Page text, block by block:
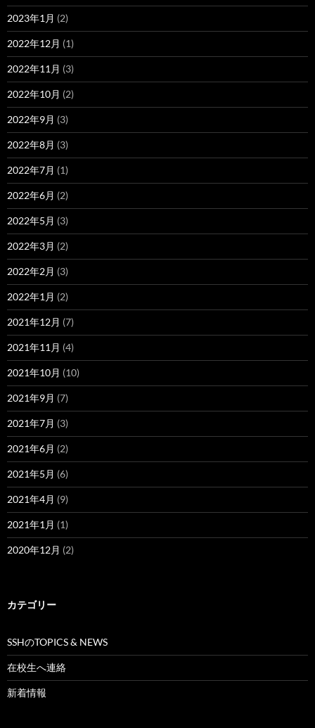
2023年1月 (2)
2022年12月 (1)
2022年11月 (3)
2022年10月 (2)
2022年9月 (3)
2022年8月 (3)
2022年7月 (1)
2022年6月 (2)
2022年5月 (3)
2022年3月 (2)
2022年2月 (3)
2022年1月 (2)
2021年12月 (7)
2021年11月 (4)
2021年10月 (10)
2021年9月 (7)
2021年7月 (3)
2021年6月 (2)
2021年5月 (6)
2021年4月 (9)
2021年1月 (1)
2020年12月 (2)
カテゴリー
SSHのTOPICS & NEWS
在校生へ連絡
新着情報